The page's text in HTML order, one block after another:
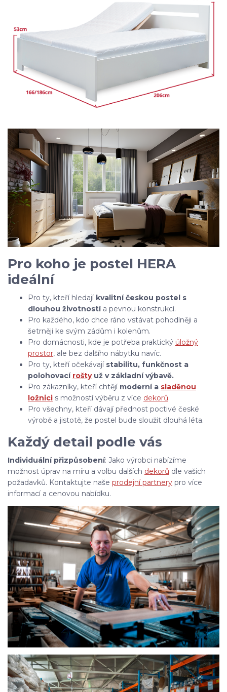
Pro koho je postel HERA
ideální
Pro ty, kteří hledají kvalitní českou postel s
dlouhou životnostía pevnou konstrukcí.
Pro každého, kdo chce ráno vstávat pohodlněji a
šetrněji ke svým zádům i kolenům.
Pro domácnosti, kde je potřeba praktický úložný
prostor, ale bez dalšího nábytku navíc.
Pro ty, kteří očekávají stabilitu, funkčnost a
polohovací roštyuž v základní výbavě.
Pro zákazníky, kteří chtějí moderní a sladěnou
ložnici s možností výběru z více dekorů.
Pro všechny, kteří dávají přednost poctivé české
výrobě a jistotě, že postel bude sloužit dlouhá léta.
Každý detail podle vás
Individuální přizpůsobení: Jako výrobci nabízíme
možnost úprav na míru a volbu dalších dekorů dle vašich
požadavků. Kontaktujte naše prodejní partnery pro více
informací a cenovou nabídku.